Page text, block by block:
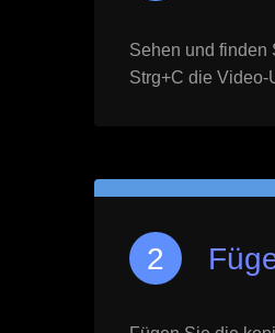
Sehen und finden
Strg+C die Video-